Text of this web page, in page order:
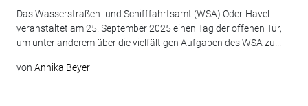
Das Wasserstraßen- und Schifffahrtsamt (WSA) Oder-Havel
veranstaltet am 25. September 2025 einen Tag der offenen Tür,
um unter anderem über die vielfältigen Aufgaben des WSA zu...
von Annika Beyer